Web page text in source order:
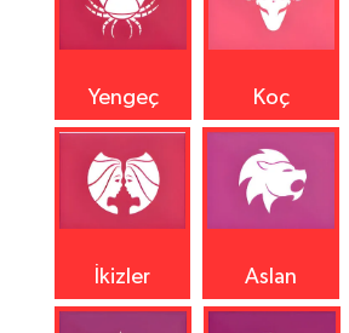
Yengeç Koç
İkizler Aslan